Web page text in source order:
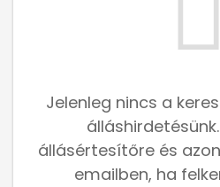
Jelenleg nincs a
állásértesítőre és
emailben, ha